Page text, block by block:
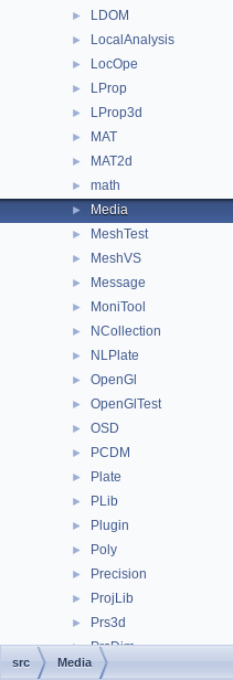
► LDOM
► LocalAnalysis
► LocOpe
► LProp
► LProp3d
► MAT
► MAT2d
► math
► Media
► MeshTest
► MeshVS
► Message
► MoniTool
► NCollection
► NLPlate
► OpenGl
► OpenGlTest
► OSD
► PCDM
► Plate
► PLib
► Plugin
► Poly
► Precision
► ProjLib
► Prs3d
► PrsDim
► PrsMgr
src Media